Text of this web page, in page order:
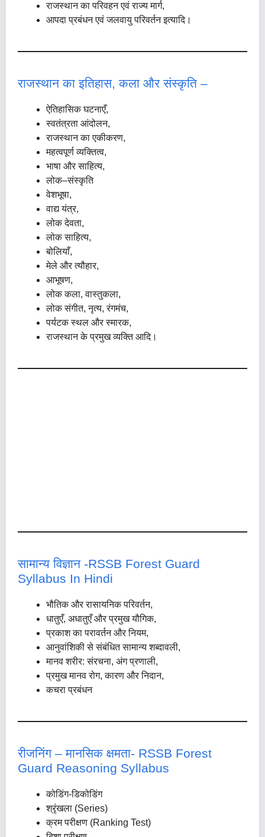
राजस्थान का परिवहन एवं राज्य मार्ग,
आपदा प्रबंधन एवं जलवायु परिवर्तन इत्यादि।
राजस्थान का इतिहास, कला और संस्कृति –
ऐतिहासिक घटनाएँ,
स्वतंत्रता आंदोलन,
राजस्थान का एकीकरण,
महत्वपूर्ण व्यक्तित्व,
भाषा और साहित्य,
लोक–संस्कृति
वेशभूषा,
वाद्य यंत्र,
लोक देवता,
लोक साहित्य,
बोलियाँ,
मेले और त्यौहार,
आभूषण,
लोक कला, वास्तुकला,
लोक संगीत, नृत्य, रंगमंच,
पर्यटक स्थल और स्मारक,
राजस्थान के प्रमुख व्यक्ति आदि।
सामान्य विज्ञान -RSSB Forest Guard
Syllabus In Hindi
भौतिक और रासायनिक परिवर्तन,
धातुएँ, अधातुएँ और प्रमुख यौगिक,
प्रकाश का परावर्तन और नियम,
आनुवांशिकी से संबंधित सामान्य शब्दावली,
मानव शरीर: संरचना, अंग प्रणाली,
प्रमुख मानव रोग, कारण और निदान,
कचरा प्रबंधन
रीजनिंग – मानसिक क्षमता- RSSB Forest
Guard Reasoning Syllabus
कोडिंग-डिकोडिंग
श्रृंखला (Series)
क्रम परीक्षण (Ranking Test)